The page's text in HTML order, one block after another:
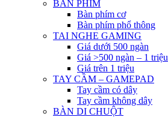
BÀN PHÍM
Bàn phím cơ
Bàn phím phổ thông
TAI NGHE GAMING
Giá dưới 500 ngàn
Giá >500 ngàn – 1 triệu
Giá trên 1 triệu
TAY CẦM – GAMEPAD
Tay cầm có dây
Tay cầm không dây
BÀN DI CHUỘT